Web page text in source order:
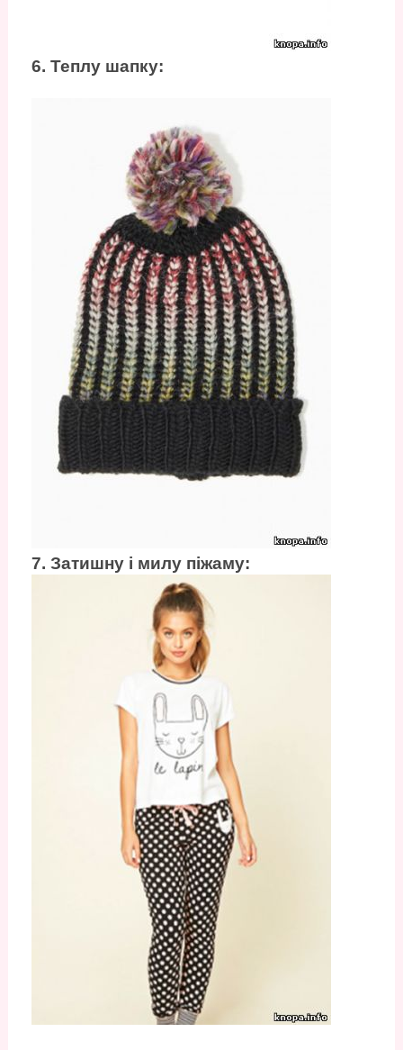
6. Теплу шапку:
7. Затишну і милу піжаму: